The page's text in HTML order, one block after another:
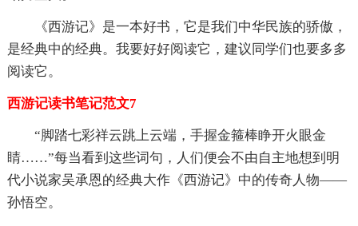
《西游记》是一本好书，它是我们中华民族的骄傲，
是经典中的经典。我要好好阅读它，建议同学们也要多多
阅读它。
西游记读书笔记范文7
“脚踏七彩祥云跳上云端，手握金箍棒睁开火眼金
睛……”每当看到这些词句，人们便会不由自主地想到明
代小说家吴承恩的经典大作《西游记》中的传奇人物——
孙悟空。